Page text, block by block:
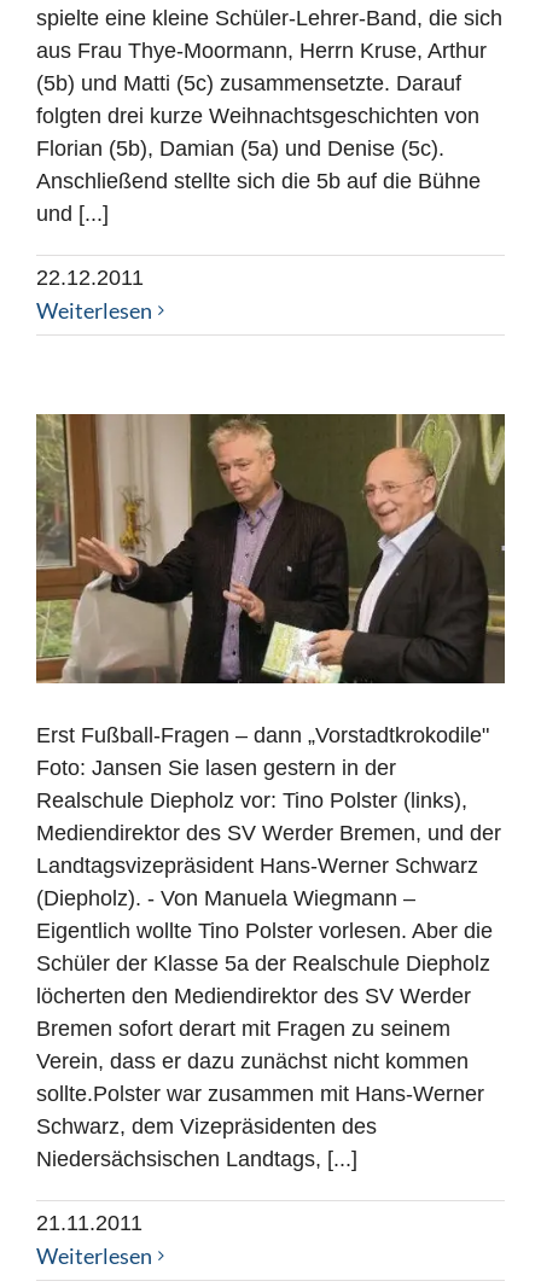
spielte eine kleine Schüler-Lehrer-Band, die sich
aus Frau Thye-Moormann, Herrn Kruse, Arthur
(5b) und Matti (5c) zusammensetzte. Darauf
folgten drei kurze Weihnachtsgeschichten von
Florian (5b), Damian (5a) und Denise (5c).
Anschließend stellte sich die 5b auf die Bühne
und [...]
22.12.2011
Weiterlesen
Erst Fußball-Fragen – dann „Vorstadtkrokodile"
Foto: Jansen Sie lasen gestern in der
Realschule Diepholz vor: Tino Polster (links),
Mediendirektor des SV Werder Bremen, und der
Landtagsvizepräsident Hans-Werner Schwarz
(Diepholz). - Von Manuela Wiegmann –
Eigentlich wollte Tino Polster vorlesen. Aber die
Schüler der Klasse 5a der Realschule Diepholz
löcherten den Mediendirektor des SV Werder
Bremen sofort derart mit Fragen zu seinem
Verein, dass er dazu zunächst nicht kommen
sollte.Polster war zusammen mit Hans-Werner
Schwarz, dem Vizepräsidenten des
Niedersächsischen Landtags, [...]
21.11.2011
Weiterlesen